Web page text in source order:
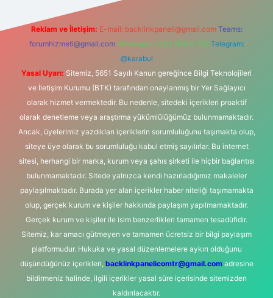
Reklam ve İletişim: E-mail: backlinkpaneli@gmail.com Teams:
forumhizmeti@gmail.com Whatsapp: 0262 606 0 726 Telegram:
@karabul
Yasal Uyarı: Sitemiz, 5651 Sayılı Kanun gereğince Bilgi Teknolojileri
ve İletişim Kurumu (BTK) tarafından onaylanmış bir Yer Sağlayıcı
olarak hizmet vermektedir. Bu nedenle, sitedeki içerikleri proaktif
olarak denetleme veya araştırma yükümlülüğümüz bulunmamaktadır.
Ancak, üyelerimiz yazdıkları içeriklerin sorumluluğunu taşımakta olup,
siteye üye olarak bu sorumluluğu kabul etmiş sayılırlar. Bu internet
sitesi, herhangi bir marka, kurum veya şahıs şirketi ile hiçbir bağlantısı
bulunmamaktadır. Sitede yalnızca kendi hazırladığımız makaleler
paylaşılmaktadır. Burada yer alan içerikler haber niteliği taşımamakta
olup, gerçek kurum ve kişiler hakkında paylaşım yapılmamaktadır.
Gerçek kurum ve kişiler ile isim benzerlikleri tamamen tesadüfidir.
Sitemiz, kar amacı gütmeyen ve tamamen ücretsiz bir bilgi paylaşım
platformudur. Hukuka ve yasal düzenlemelere aykırı olduğunu
düşündüğünüz içerikleri, backlinkpanelicomtr@gmail.comadresine
bildirmeniz halinde, ilgili içerikler yasal süre içerisinde sitemizden
kaldırılacaktır.